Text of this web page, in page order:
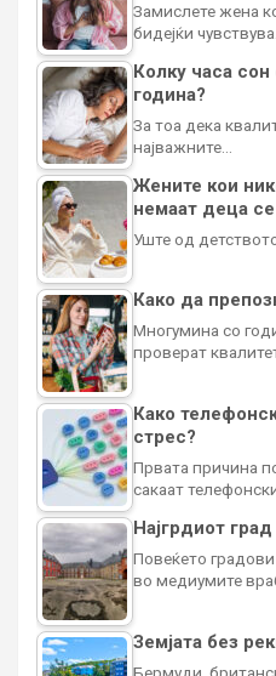
Замислете жена
бидејќи
Колку часа
година?
За тоа дека
најважните…
Жените кои
немаат деца се
Уште од
Како да
Многумина со
проверат
Како
стрес?
Првата причина
сакаат
Најгрдиот
Повеќето
во медиумите
Земјата без